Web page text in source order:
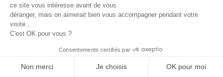
Les plats traditionnels de Martinique à base
de viande ou de poisson
emblématiques et incontournables pour tout visiteur.